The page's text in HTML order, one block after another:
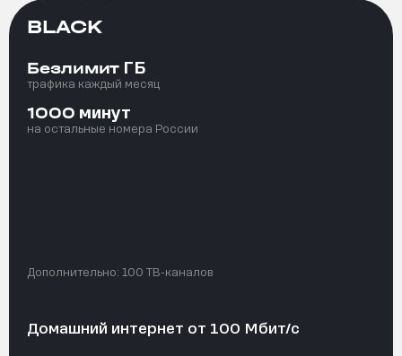
BLACK
Безлимит ГБ
трафика каждый месяц
1000 минут
на остальные номера России
Дополнительно: 100 ТВ-каналов
Домашний интернет от 100 Мбит/с